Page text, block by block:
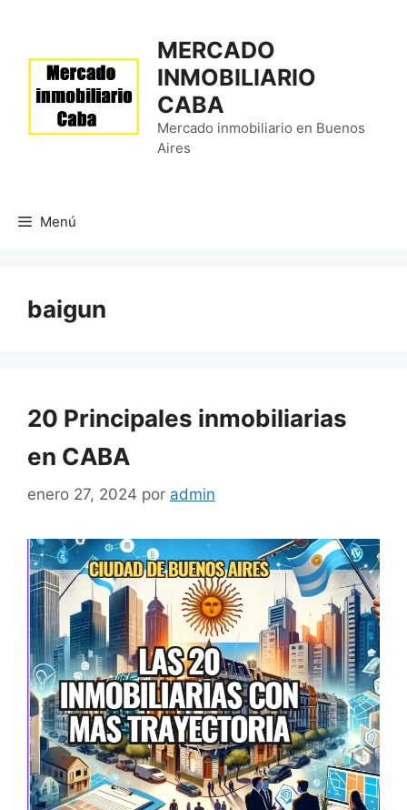
contenido
MERCADO
INMOBILIARIO
CABA
Mercado inmobiliario en Buenos
Aires
Menú
baigun
20 Principales inmobiliarias
en CABA
enero 27, 2024 por admin